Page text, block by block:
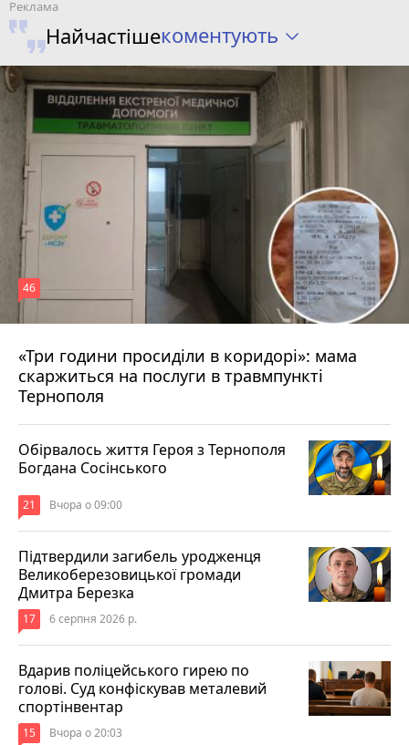
Найчастішекоментують
«Три години просиділи в коридорі»: мама
скаржиться на послуги в травмпункті
Тернополя
46
Вчора о 13:05
Обірвалось життя Героя з Тернополя
Богдана Сосінського
21 Вчора о 09:00
Підтвердили загибель уродженця
Великоберезовицької громади
Дмитра Березка
17 6 серпня 2026 р.
Вдарив поліцейського гирею по
голові. Суд конфіскував металевий
спортінвентар
15 Вчора о 20:03